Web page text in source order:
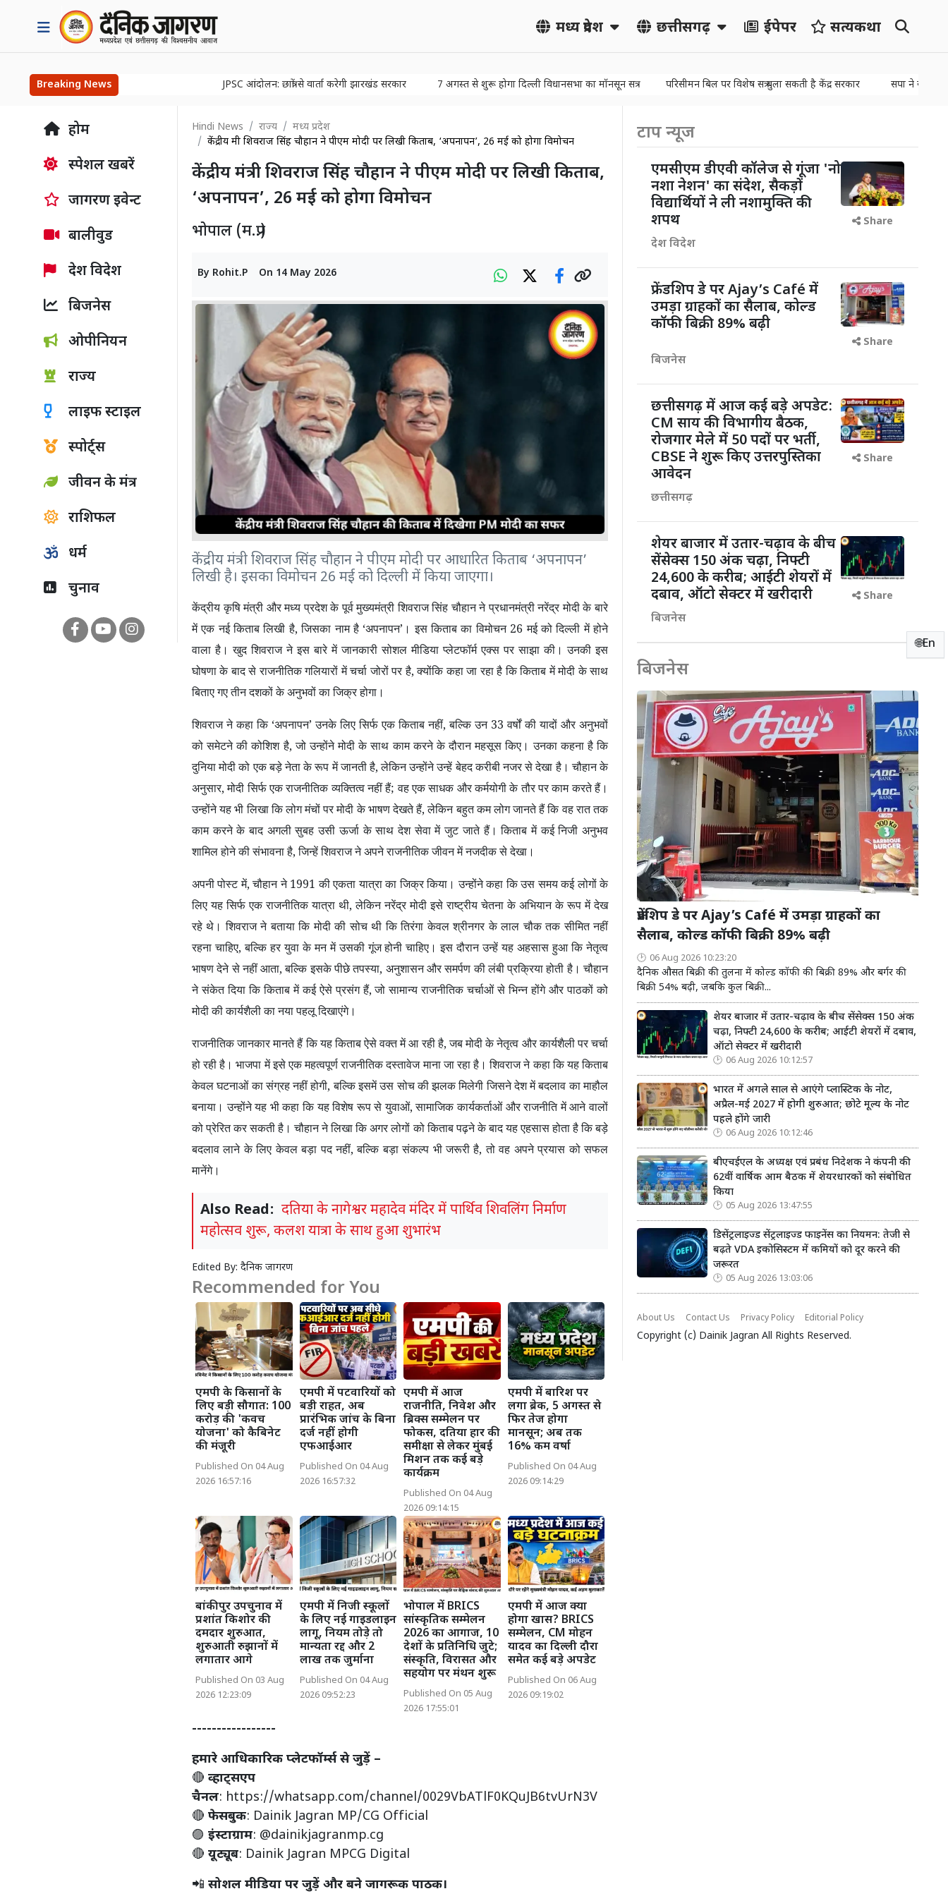
मध्य प्रदेश छत्तीसगढ़ ईपेपर सत्यकथा
Breaking News JPSC आंदोलन: छात्रों से वार्ता करेगी झारखंड सरकार 7 अगस्त से शुरू होगा दिल्ली विधानसभा का मॉनसून सत्र परिसीमन बिल पर विशेष सत्र बुला सकती है केंद्र सरकार सपा ने सदन की
🌐En
होम
स्पेशल खबरें
जागरण इवेन्ट
बालीवुड
देश विदेश
बिजनेस
ओपीनियन
राज्य
लाइफ स्टाइल
स्पोर्ट्स
जीवन के मंत्र
राशिफल
धर्म
चुनाव
Hindi News राज्य
मध्य प्रदेश
केंद्रीय मंत्री शिवराज सिंह चौहान ने पीएम मोदी पर लिखी किताब, ‘अपनापन’, 26 मई को होगा विमोचन
केंद्रीय मंत्री शिवराज सिंह चौहान ने पीएम मोदी पर लिखी किताब,
‘अपनापन’, 26 मई को होगा विमोचन
भोपाल (म.प्र.)
By Rohit.P On 14 May 2026
केंद्रीय मंत्री शिवराज सिंह चौहान ने पीएम मोदी पर आधारित किताब ‘अपनापन’
लिखी है। इसका विमोचन 26 मई को दिल्ली में किया जाएगा।
केंद्रीय कृषि मंत्री और मध्य प्रदेश के पूर्व मुख्यमंत्री शिवराज सिंह चौहान ने प्रधानमंत्री नरेंद्र मोदी के बारे
में एक नई किताब लिखी है,जिसका नाम है ‘अपनापन’ । इस किताब का विमोचन 26 मई को दिल्ली में होने
वाला है। खुद शिवराज ने इस बारे में जानकारी सोशल मीडिया प्लेटफॉर्म एक्स पर साझा की। उनकी इस
घोषणा के बाद से राजनीतिक गलियारों में चर्चा जोरों पर है,क्योंकि कहा जा रहा है कि किताब में मोदी के साथ
बिताए गए तीन दशकों के अनुभवों का जिक्र होगा।
शिवराज ने कहा कि ‘अपनापन’उनके लिए सिर्फ एक किताब नहीं,बल्कि उन 33 वर्षों की यादों और अनुभवों
को समेटने की कोशिश है,जो उन्होंने मोदी के साथ काम करने के दौरान महसूस किए। उनका कहना है कि
दुनिया मोदी को एक बड़े नेता के रूप में जानती है,लेकिन उन्होंने उन्हें बेहद करीबी नजर से देखा है। चौहान के
अनुसार,मोदी सिर्फ एक राजनीतिक व्यक्तित्व नहीं हैं;वह एक साधक और कर्मयोगी के तौर पर काम करते हैं।
उन्होंने यह भी लिखा कि लोग मंचों पर मोदी के भाषण देखते हैं,लेकिन बहुत कम लोग जानते हैं कि वह रात तक
काम करने के बाद अगली सुबह उसी ऊर्जा के साथ देश सेवा में जुट जाते हैं। किताब में कई निजी अनुभव
शामिल होने की संभावना है,जिन्हें शिवराज ने अपने राजनीतिक जीवन में नजदीक से देखा।
अपनी पोस्ट में,चौहान ने 1991 की एकता यात्रा का जिक्र किया। उन्होंने कहा कि उस समय कई लोगों के
लिए यह सिर्फ एक राजनीतिक यात्रा थी,लेकिन नरेंद्र मोदी इसे राष्ट्रीय चेतना के अभियान के रूप में देख
रहे थे। शिवराज ने बताया कि मोदी की सोच थी कि तिरंगा केवल श्रीनगर के लाल चौक तक सीमित नहीं
रहना चाहिए,बल्कि हर युवा के मन में उसकी गूंज होनी चाहिए। इस दौरान उन्हें यह अहसास हुआ कि नेतृत्व
भाषण देने से नहीं आता,बल्कि इसके पीछे तपस्या, अनुशासन और समर्पण की लंबी प्रक्रिया होती है। चौहान
ने संकेत दिया कि किताब में कई ऐसे प्रसंग हैं,जो सामान्य राजनीतिक चर्चाओं से भिन्न होंगे और पाठकों को
मोदी की कार्यशैली का नया पहलू दिखाएंगे।
राजनीतिक जानकार मानते हैं कि यह किताब ऐसे वक्त में आ रही है,जब मोदी के नेतृत्व और कार्यशैली पर चर्चा
हो रही है। भाजपा में इसे एक महत्वपूर्ण राजनीतिक दस्तावेज माना जा रहा है। शिवराज ने कहा कि यह किताब
केवल घटनाओं का संग्रह नहीं होगी,बल्कि इसमें उस सोच की झलक मिलेगी जिसने देश में बदलाव का माहौल
बनाया। उन्होंने यह भी कहा कि यह विशेष रूप से युवाओं,सामाजिक कार्यकर्ताओं और राजनीति में आने वालों
को प्रेरित कर सकती है। चौहान ने लिखा कि अगर लोगों को किताब पढ़ने के बाद यह एहसास होता है कि बड़े
बदलाव लाने के लिए केवल बड़ा पद नहीं,बल्कि बड़ा संकल्प भी जरूरी है,तो वह अपने प्रयास को सफल
मानेंगे।
Also Read: दतिया के नागेश्वर महादेव मंदिर में पार्थिव शिवलिंग निर्माण
महोत्सव शुरू, कलश यात्रा के साथ हुआ शुभारंभ
Edited By: दैनिक जागरण
Recommended for You
एमपी के किसानों के
लिए बड़ी सौगात: 100
करोड़ की 'कवच
योजना' को कैबिनेट
की मंजूरी
Published On 04 Aug
2026 16:57:16
एमपी में पटवारियों को
बड़ी राहत, अब
प्रारंभिक जांच के बिना
दर्ज नहीं होगी
एफआईआर
Published On 04 Aug
2026 16:57:32
एमपी में आज
राजनीति, निवेश और
ब्रिक्स सम्मेलन पर
फोकस, दतिया हार की
समीक्षा से लेकर मुंबई
मिशन तक कई बड़े
कार्यक्रम
Published On 04 Aug
2026 09:14:15
एमपी में बारिश पर
लगा ब्रेक, 5 अगस्त से
फिर तेज होगा
मानसून; अब तक
16% कम वर्षा
Published On 04 Aug
2026 09:14:29
बांकीपुर उपचुनाव में
प्रशांत किशोर की
दमदार शुरुआत,
शुरुआती रुझानों में
लगातार आगे
Published On 03 Aug
2026 12:23:09
एमपी में निजी स्कूलों
के लिए नई गाइडलाइन
लागू, नियम तोड़े तो
मान्यता रद्द और 2
लाख तक जुर्माना
Published On 04 Aug
2026 09:52:23
भोपाल में BRICS
सांस्कृतिक सम्मेलन
2026 का आगाज, 10
देशों के प्रतिनिधि जुटे;
संस्कृति, विरासत और
सहयोग पर मंथन शुरू
Published On 05 Aug
2026 17:55:01
एमपी में आज क्या
होगा खास? BRICS
सम्मेलन, CM मोहन
यादव का दिल्ली दौरा
समेत कई बड़े अपडेट
Published On 06 Aug
2026 09:19:02
-----------------
हमारे आधिकारिक प्लेटफॉर्म्स से जुड़ें –
🔴 व्हाट्सएप
चैनल: https://whatsapp.com/channel/0029VbATlF0KQuJB6tvUrN3V
🔴 फेसबुक: Dainik Jagran MP/CG Official
🟣 इंस्टाग्राम: @dainikjagranmp.cg
🔴 यूट्यूब: Dainik Jagran MPCG Digital
📲 सोशल मीडिया पर जुड़ें और बने जागरूक पाठक।
टाप न्यूज
एमसीएम डीएवी कॉलेज से गूंजा 'नो
नशा नेशन' का संदेश, सैकड़ों
विद्यार्थियों ने ली नशामुक्ति की
शपथ
देश विदेश
Share
फ्रेंडशिप डे पर Ajay’s Café में
उमड़ा ग्राहकों का सैलाब, कोल्ड
कॉफी बिक्री 89% बढ़ी
बिजनेस
Share
छत्तीसगढ़ में आज कई बड़े अपडेट:
CM साय की विभागीय बैठक,
रोजगार मेले में 50 पदों पर भर्ती,
CBSE ने शुरू किए उत्तरपुस्तिका
आवेदन
छत्तीसगढ़
Share
शेयर बाजार में उतार-चढ़ाव के बीच
सेंसेक्स 150 अंक चढ़ा, निफ्टी
24,600 के करीब; आईटी शेयरों में
दबाव, ऑटो सेक्टर में खरीदारी
बिजनेस
Share
बिजनेस
फ्रेंडशिप डे पर Ajay’s Café में उमड़ा ग्राहकों का
सैलाब, कोल्ड कॉफी बिक्री 89% बढ़ी
06 Aug 2026 10:23:20
दैनिक औसत बिक्री की तुलना में कोल्ड कॉफी की बिक्री 89% और बर्गर की
बिक्री 54% बढ़ी, जबकि कुल बिक्री...
शेयर बाजार में उतार-चढ़ाव के बीच सेंसेक्स 150 अंक
चढ़ा, निफ्टी 24,600 के करीब; आईटी शेयरों में दबाव,
ऑटो सेक्टर में खरीदारी
06 Aug 2026 10:12:57
भारत में अगले साल से आएंगे प्लास्टिक के नोट,
अप्रैल-मई 2027 में होगी शुरुआत; छोटे मूल्य के नोट
पहले होंगे जारी
06 Aug 2026 10:12:46
बीएचईएल के अध्यक्ष एवं प्रबंध निदेशक ने कंपनी की
62वीं वार्षिक आम बैठक में शेयरधारकों को संबोधित
किया
05 Aug 2026 13:47:55
डिसेंट्रलाइज्ड सेंट्रलाइज्ड फाइनेंस का नियमन: तेजी से
बढ़ते VDA इकोसिस्टम में कमियों को दूर करने की
जरूरत
05 Aug 2026 13:03:06
About Us Contact Us Privacy Policy Editorial Policy
Copyright (c) Dainik Jagran All Rights Reserved.